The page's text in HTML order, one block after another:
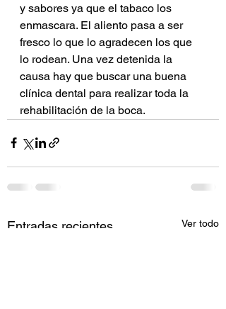
y sabores ya que el tabaco los
enmascara. El aliento pasa a ser
fresco lo que lo agradecen los que
lo rodean. Una vez detenida la
causa hay que buscar una buena
clínica dental para realizar toda la
rehabilitación de la boca.
Entradas recientes Ver todo